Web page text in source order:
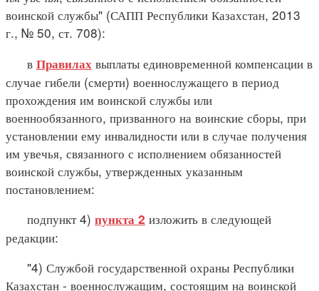
воинской службы" (САПП Республики Казахстан, 2013
г., № 50, ст. 708):
в Правилах выплаты единовременной компенсации в
случае гибели (смерти) военнослужащего в период
прохождения им воинской службы или
военнообязанного, призванного на воинские сборы, при
установлении ему инвалидности или в случае получения
им увечья, связанного с исполнением обязанностей
воинской службы, утвержденных указанным
постановлением:
подпункт 4) пункта 2 изложить в следующей
редакции:
"4) Службой государственной охраны Республики
Казахстан - военнослужащим, состоящим на воинской